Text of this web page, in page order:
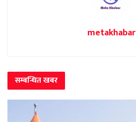
metakhabar
सम्बन्धितखबर